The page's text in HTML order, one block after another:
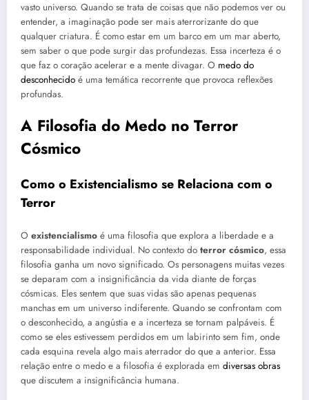
vasto universo. Quando se trata de coisas que não podemos ver ou
entender, a imaginação pode ser mais aterrorizante do que
qualquer criatura. É como estar em um barco em um mar aberto,
sem saber o que pode surgir das profundezas. Essa incerteza é o
que faz o coração acelerar e a mente divagar. O medo do
desconhecido é uma temática recorrente que provoca reflexões
profundas.
A Filosofia do Medo no Terror
Cósmico
Como o Existencialismo se Relaciona com o
Terror
O existencialismo é uma filosofia que explora a liberdade e a
responsabilidade individual. No contexto do terror cósmico, essa
filosofia ganha um novo significado. Os personagens muitas vezes
se deparam com a insignificância da vida diante de forças
cósmicas. Eles sentem que suas vidas são apenas pequenas
manchas em um universo indiferente. Quando se confrontam com
o desconhecido, a angústia e a incerteza se tornam palpáveis. É
como se eles estivessem perdidos em um labirinto sem fim, onde
cada esquina revela algo mais aterrador do que a anterior. Essa
relação entre o medo e a filosofia é explorada em diversas obras
que discutem a insignificância humana.